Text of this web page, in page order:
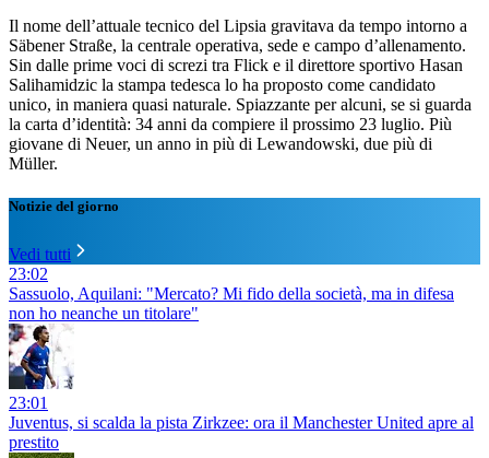
Il nome dell’attuale tecnico del Lipsia gravitava da tempo intorno a
Säbener Straße, la centrale operativa, sede e campo d’allenamento.
Sin dalle prime voci di screzi tra Flick e il direttore sportivo Hasan
Salihamidzic la stampa tedesca lo ha proposto come candidato
unico, in maniera quasi naturale. Spiazzante per alcuni, se si guarda
la carta d’identità: 34 anni da compiere il prossimo 23 luglio. Più
giovane di Neuer, un anno in più di Lewandowski, due più di
Müller.
Notizie del giorno
Vedi tutti
23:02
Sassuolo, Aquilani: "Mercato? Mi fido della società, ma in difesa
non ho neanche un titolare"
23:01
Juventus, si scalda la pista Zirkzee: ora il Manchester United apre al
prestito